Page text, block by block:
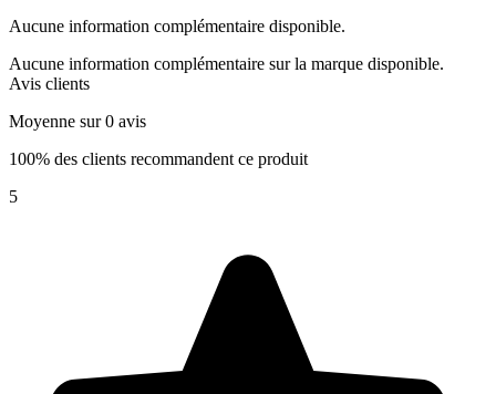
Aucune information complémentaire disponible.
Aucune information complémentaire sur la marque disponible.
Avis clients
Moyenne sur 0 avis
100% des clients recommandent ce produit
5